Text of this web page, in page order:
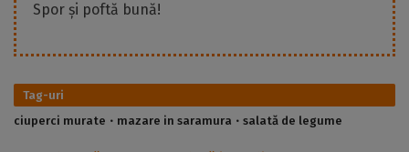
Spor și poftă bună!
Tag-uri
ciuperci murate
mazare in saramura salată de legume